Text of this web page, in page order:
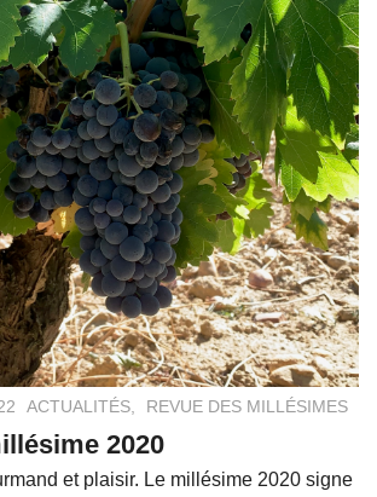
ACTUALITÉS REVUE DES MILLÉSIMES
2020
et plaisir. Le millésime 2020 signe